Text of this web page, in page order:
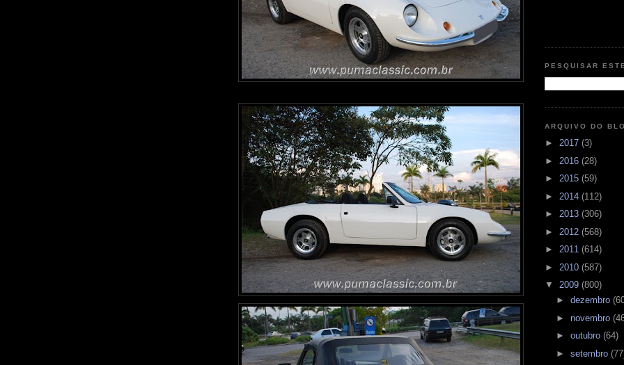
PESQUISAR
ARQUIVO DO
► 2017 (3)
► 2016 (28)
► 2015 (59)
► 2014 (112)
► 2013 (306)
► 2012 (568)
► 2011 (614)
► 2010 (587)
▼ 2009 (800)
► dezembro
► novembro
► outubro (64)
► setembro